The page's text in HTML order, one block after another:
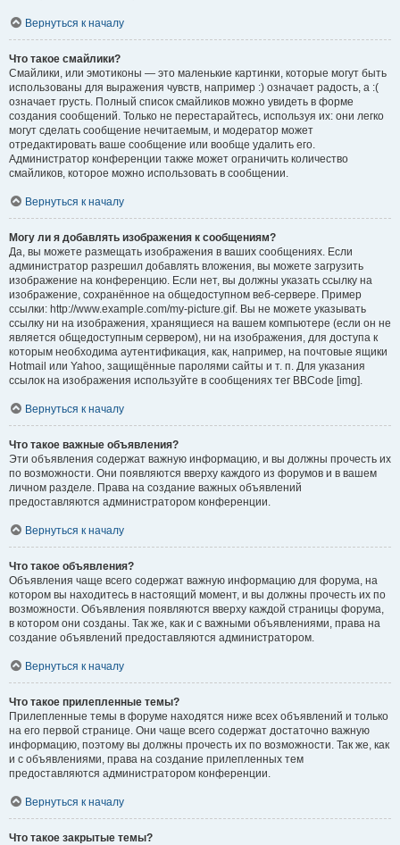
Вернуться к началу
Что такое смайлики?
Смайлики, или эмотиконы — это маленькие картинки, которые могут быть
использованы для выражения чувств, например :) означает радость, а :(
означает грусть. Полный список смайликов можно увидеть в форме
создания сообщений. Только не перестарайтесь, используя их: они легко
могут сделать сообщение нечитаемым, и модератор может
отредактировать ваше сообщение или вообще удалить его.
Администратор конференции также может ограничить количество
смайликов, которое можно использовать в сообщении.
Вернуться к началу
Могу ли я добавлять изображения к сообщениям?
Да, вы можете размещать изображения в ваших сообщениях. Если
администратор разрешил добавлять вложения, вы можете загрузить
изображение на конференцию. Если нет, вы должны указать ссылку на
изображение, сохранённое на общедоступном веб-сервере. Пример
ссылки: http://www.example.com/my-picture.gif. Вы не можете указывать
ссылку ни на изображения, хранящиеся на вашем компьютере (если он не
является общедоступным сервером), ни на изображения, для доступа к
которым необходима аутентификация, как, например, на почтовые ящики
Hotmail или Yahoo, защищённые паролями сайты и т. п. Для указания
ссылок на изображения используйте в сообщениях тег BBCode [img].
Вернуться к началу
Что такое важные объявления?
Эти объявления содержат важную информацию, и вы должны прочесть их
по возможности. Они появляются вверху каждого из форумов и в вашем
личном разделе. Права на создание важных объявлений
предоставляются администратором конференции.
Вернуться к началу
Что такое объявления?
Объявления чаще всего содержат важную информацию для форума, на
котором вы находитесь в настоящий момент, и вы должны прочесть их по
возможности. Объявления появляются вверху каждой страницы форума,
в котором они созданы. Так же, как и с важными объявлениями, права на
создание объявлений предоставляются администратором.
Вернуться к началу
Что такое прилепленные темы?
Прилепленные темы в форуме находятся ниже всех объявлений и только
на его первой странице. Они чаще всего содержат достаточно важную
информацию, поэтому вы должны прочесть их по возможности. Так же, как
и с объявлениями, права на создание прилепленных тем
предоставляются администратором конференции.
Вернуться к началу
Что такое закрытые темы?